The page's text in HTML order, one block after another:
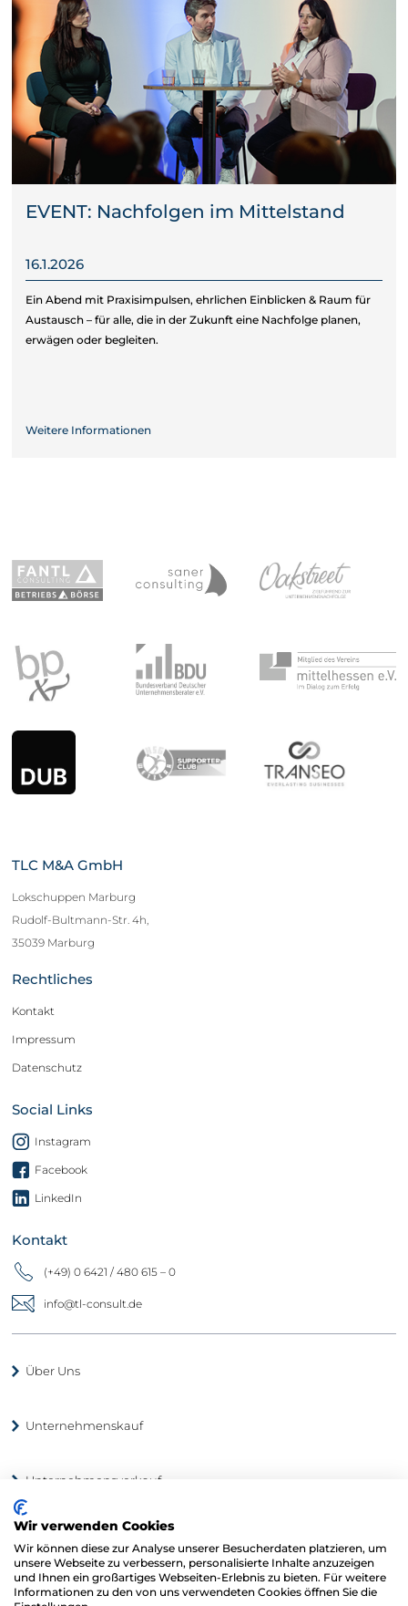
EVENT: Nachfolgen im Mittelstand
16.1.2026
Ein Abend mit Praxisimpulsen, ehrlichen Einblicken & Raum für
Austausch – für alle, die in der Zukunft eine Nachfolge planen,
erwägen oder begleiten.
Weitere Informationen
TLC M&A GmbH
Lokschuppen Marburg
Rudolf-Bultmann-Str. 4h,
35039 Marburg
Rechtliches
Kontakt
Impressum
Datenschutz
Social Links
Instagram
Facebook
LinkedIn
Kontakt
(+49) 0 6421 / 480 615 – 0
info@tl-consult.de
Über Uns
Unternehmenskauf
Unternehmensverkauf
Unternehmensbewertung
Unternehmensbörse
Wir verwenden Cookies
Wir können diese zur Analyse unserer Besucherdaten platzieren, um
unsere Webseite zu verbessern, personalisierte Inhalte anzuzeigen
und Ihnen ein großartiges Webseiten-Erlebnis zu bieten. Für weitere
Informationen zu den von uns verwendeten Cookies öffnen Sie die